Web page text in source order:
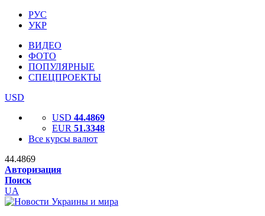
РУС
УКР
ВИДЕО
ФОТО
ПОПУЛЯРНЫЕ
СПЕЦПРОЕКТЫ
USD
USD 44.4869
EUR 51.3348
Все курсы валют
44.4869
Авторизация
Поиск
UA